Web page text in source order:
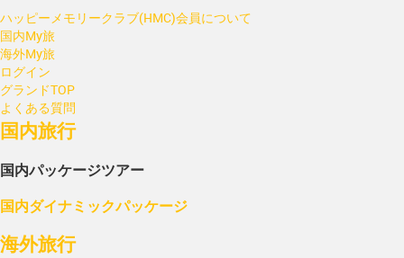
ハッピーメモリークラブ(HMC)会員について
国内My旅
海外My旅
ログイン
グランドTOP
よくある質問
国内旅行
国内パッケージツアー
国内ダイナミックパッケージ
海外旅行